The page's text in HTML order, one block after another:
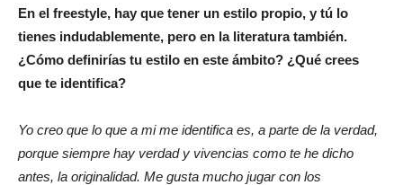
En el freestyle, hay que tener un estilo propio, y tú lo
tienes indudablemente, pero en la literatura también.
¿Cómo definirías tu estilo en este ámbito? ¿Qué crees
que te identifica?
Yo creo que lo que a mi me identifica es, a parte de la verdad,
porque siempre hay verdad y vivencias como te he dicho
antes, la originalidad. Me gusta mucho jugar con los